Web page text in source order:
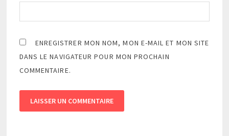
ENREGISTRER MON NOM, MON E-MAIL ET MON SITE
DANS LE NAVIGATEUR POUR MON PROCHAIN
COMMENTAIRE.